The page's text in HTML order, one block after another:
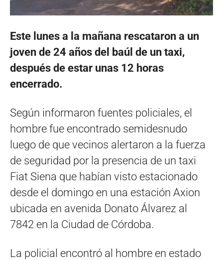
Este lunes a la mañana rescataron a un
joven de 24 años del baúl de un taxi,
después de estar unas 12 horas
encerrado.
Según informaron fuentes policiales, el
hombre fue encontrado semidesnudo
luego de que vecinos alertaron a la fuerza
de seguridad por la presencia de un taxi
Fiat Siena que habían visto estacionado
desde el domingo en una estación Axion
ubicada en avenida Donato Álvarez al
7842 en la Ciudad de Córdoba.
La policial encontró al hombre en estado